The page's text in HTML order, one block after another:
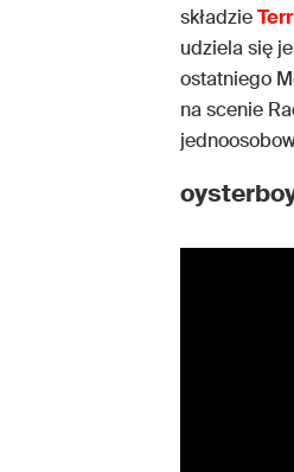
składzie
udziela się
ostatniego
na scenie